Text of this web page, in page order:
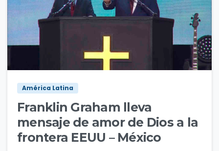
5
América Latina
Franklin Graham lleva
mensaje de amor de Dios a la
frontera EEUU – México